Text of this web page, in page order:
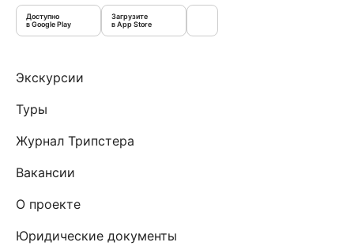
Доступно
в Google Play
Загрузите
в App Store
Экскурсии
Туры
Журнал Трипстера
Вакансии
О проекте
Юридические документы